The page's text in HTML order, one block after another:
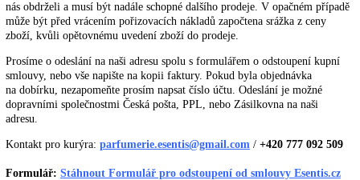
nás obdrželi a musí být nadále schopné dalšího prodeje. V opačném případě
může být před vrácením pořizovacích nákladů započtena srážka z ceny
zboží, kvůli opětovnému uvedení zboží do prodeje.
Prosíme o odeslání na naši adresu spolu s formulářem o odstoupení kupní
smlouvy, nebo vše napište na kopii faktury. Pokud byla objednávka
na dobírku, nezapomeňte prosím napsat číslo účtu. Odeslání je možné
dopravními společnostmi Česká pošta, PPL, nebo Zásilkovna na naši
adresu.
Kontakt pro kurýra: parfumerie.esentis@gmail.com / +420 777 092 509
Formulář: Stáhnout Formulář pro odstoupení od smlouvy Esentis.cz